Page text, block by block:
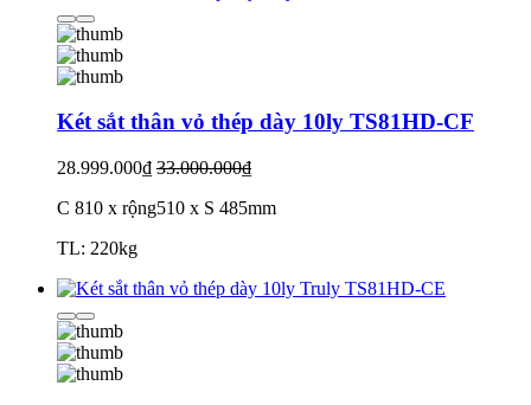
Két sắt thân vỏ thép dày 10ly TS81HD-CF
28.999.000₫ 33.000.000₫
C 810 x rộng510 x S 485mm
TL: 220kg